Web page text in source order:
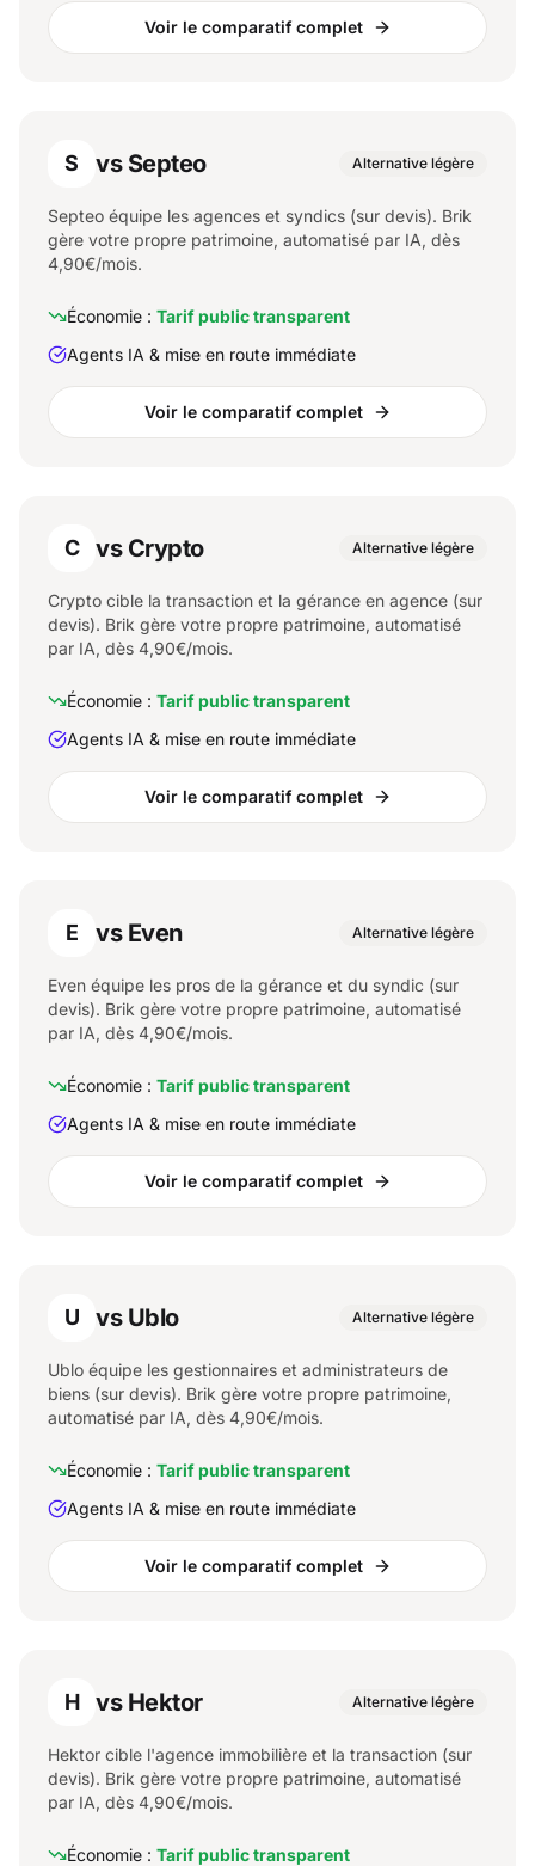
Voir le comparatif complet
S vs Septeo Alternative légère
Septeo équipe les agences et syndics (sur devis). Brik
gère votre propre patrimoine, automatisé par IA, dès
4,90€/mois.
Économie : Tarif public transparent
Agents IA & mise en route immédiate
Voir le comparatif complet
C vs Crypto Alternative légère
Crypto cible la transaction et la gérance en agence (sur
devis). Brik gère votre propre patrimoine, automatisé
par IA, dès 4,90€/mois.
Économie : Tarif public transparent
Agents IA & mise en route immédiate
Voir le comparatif complet
E vs Even Alternative légère
Even équipe les pros de la gérance et du syndic (sur
devis). Brik gère votre propre patrimoine, automatisé
par IA, dès 4,90€/mois.
Économie : Tarif public transparent
Agents IA & mise en route immédiate
Voir le comparatif complet
U vs Ublo Alternative légère
Ublo équipe les gestionnaires et administrateurs de
biens (sur devis). Brik gère votre propre patrimoine,
automatisé par IA, dès 4,90€/mois.
Économie : Tarif public transparent
Agents IA & mise en route immédiate
Voir le comparatif complet
H vs Hektor Alternative légère
Hektor cible l'agence immobilière et la transaction (sur
devis). Brik gère votre propre patrimoine, automatisé
par IA, dès 4,90€/mois.
Économie : Tarif public transparent